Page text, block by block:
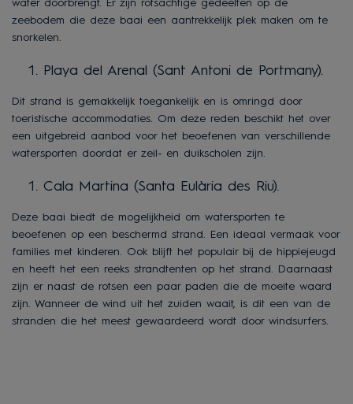
water doorbrengt. Er zijn rotsachtige gedeelten op de
zeebodem die deze baai een aantrekkelijk plek maken om te
snorkelen.
Playa del Arenal (Sant Antoni de Portmany).
Dit strand is gemakkelijk toegankelijk en is omringd door
toeristische accommodaties. Om deze reden beschikt het over
een uitgebreid aanbod voor het beoefenen van verschillende
watersporten doordat er zeil- en duikscholen zijn.
Cala Martina (Santa Eulària des Riu).
Deze baai biedt de mogelijkheid om watersporten te
beoefenen op een beschermd strand. Een ideaal vermaak voor
families met kinderen. Ook blijft het populair bij de hippiejeugd
en heeft het een reeks strandtenten op het strand. Daarnaast
zijn er naast de rotsen een paar paden die de moeite waard
zijn. Wanneer de wind uit het zuiden waait, is dit een van de
stranden die het meest gewaardeerd wordt door windsurfers.